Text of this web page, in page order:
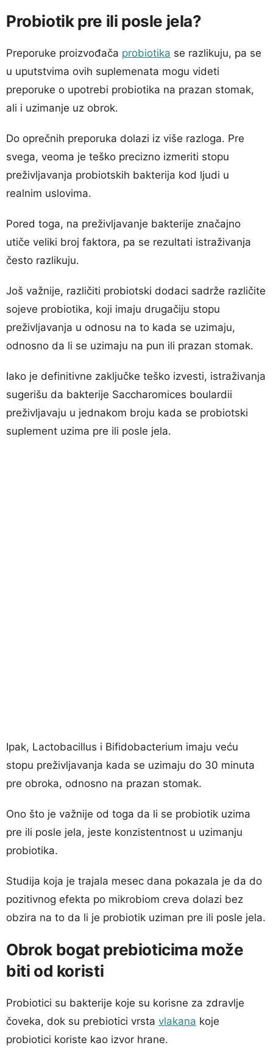
Probiotik pre ili posle jela?
Preporuke proizvođača probiotika se razlikuju, pa se
u uputstvima ovih suplemenata mogu videti
preporuke o upotrebi probiotika na prazan stomak,
ali i uzimanje uz obrok.
Do oprečnih preporuka dolazi iz više razloga. Pre
svega, veoma je teško precizno izmeriti stopu
preživljavanja probiotskih bakterija kod ljudi u
realnim uslovima.
Pored toga, na preživljavanje bakterije značajno
utiče veliki broj faktora, pa se rezultati istraživanja
često razlikuju.
Još važnije, različiti probiotski dodaci sadrže različite
sojeve probiotika, koji imaju drugačiju stopu
preživljavanja u odnosu na to kada se uzimaju,
odnosno da li se uzimaju na pun ili prazan stomak.
Iako je definitivne zaključke teško izvesti, istraživanja
sugerišu da bakterije Saccharomices boulardii
preživljavaju u jednakom broju kada se probiotski
suplement uzima pre ili posle jela.
Ipak, Lactobacillus i Bifidobacterium imaju veću
stopu preživljavanja kada se uzimaju do 30 minuta
pre obroka, odnosno na prazan stomak.
Ono što je važnije od toga da li se probiotik uzima
pre ili posle jela, jeste konzistentnost u uzimanju
probiotika.
Studija koja je trajala mesec dana pokazala je da do
pozitivnog efekta po mikrobiom creva dolazi bez
obzira na to da li je probiotik uziman pre ili posle jela.
Obrok bogat prebioticima može
biti od koristi
Probiotici su bakterije koje su korisne za zdravlje
čoveka, dok su prebiotici vrsta vlakana koje
probiotici koriste kao izvor hrane.